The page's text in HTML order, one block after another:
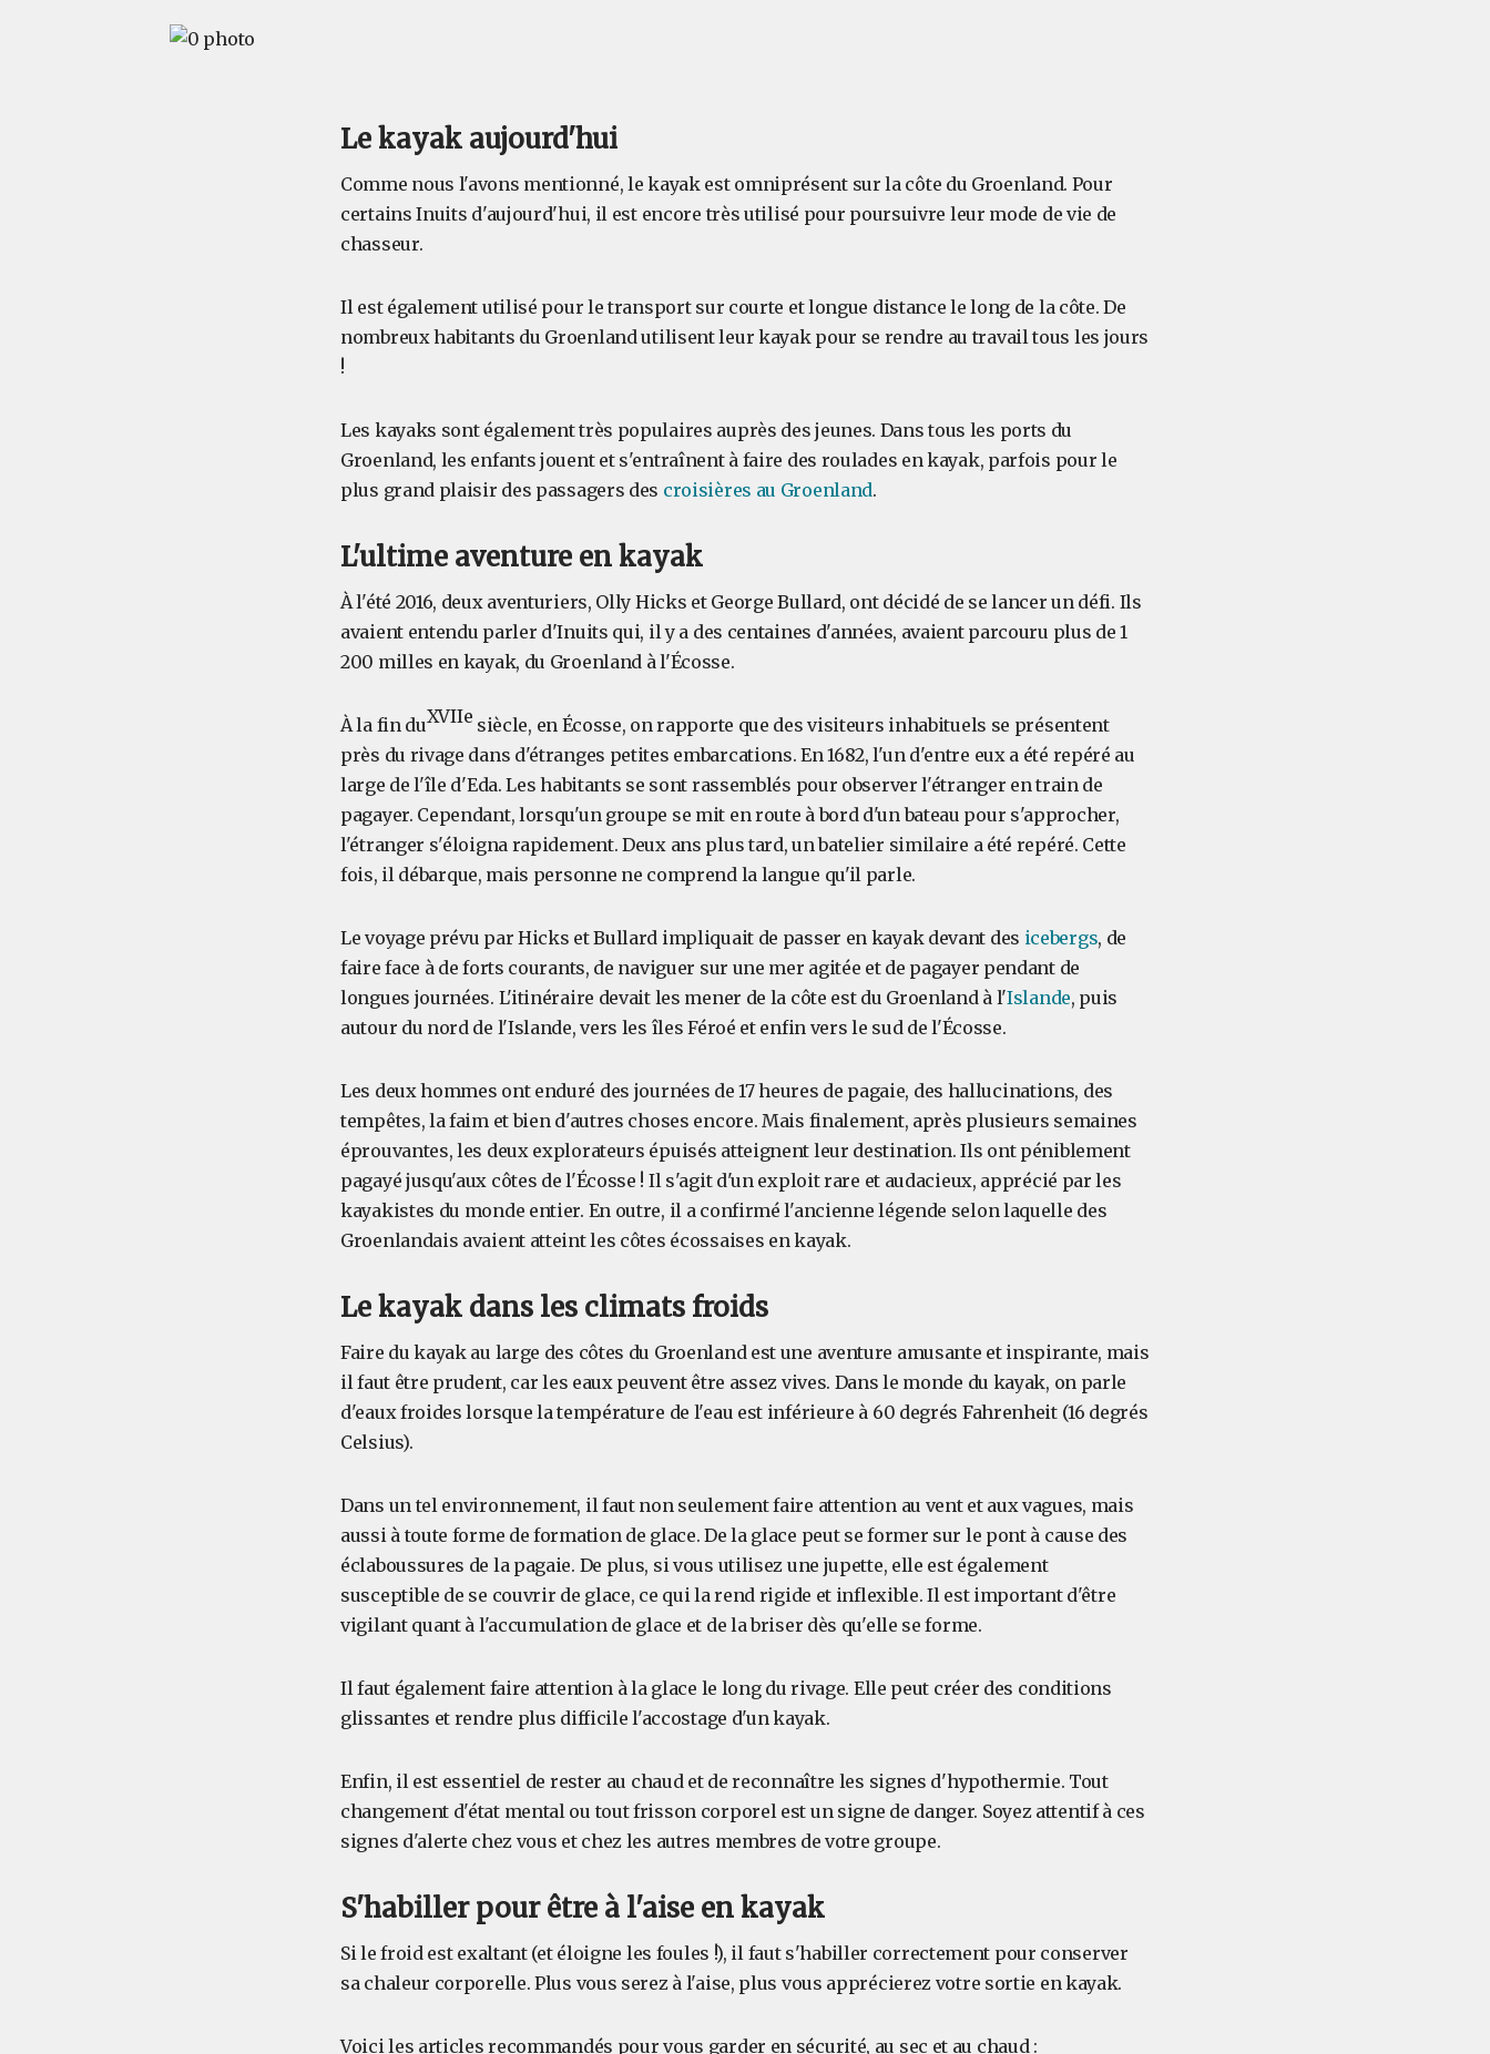
Le kayak aujourd'hui
Comme nous l'avons mentionné, le kayak est omniprésent sur la côte du Groenland. Pour
certains Inuits d'aujourd'hui, il est encore très utilisé pour poursuivre leur mode de vie de
chasseur.
Il est également utilisé pour le transport sur courte et longue distance le long de la côte. De
nombreux habitants du Groenland utilisent leur kayak pour se rendre au travail tous les jours
!
Les kayaks sont également très populaires auprès des jeunes. Dans tous les ports du
Groenland, les enfants jouent et s'entraînent à faire des roulades en kayak, parfois pour le
plus grand plaisir des passagers des croisières au Groenland.
L'ultime aventure en kayak
À l'été 2016, deux aventuriers, Olly Hicks et George Bullard, ont décidé de se lancer un défi. Ils
avaient entendu parler d'Inuits qui, il y a des centaines d'années, avaient parcouru plus de 1
200 milles en kayak, du Groenland à l'Écosse.
À la fin duXVIIe siècle, en Écosse, on rapporte que des visiteurs inhabituels se présentent
près du rivage dans d'étranges petites embarcations. En 1682, l'un d'entre eux a été repéré au
large de l'île d'Eda. Les habitants se sont rassemblés pour observer l'étranger en train de
pagayer. Cependant, lorsqu'un groupe se mit en route à bord d'un bateau pour s'approcher,
l'étranger s'éloigna rapidement. Deux ans plus tard, un batelier similaire a été repéré. Cette
fois, il débarque, mais personne ne comprend la langue qu'il parle.
Le voyage prévu par Hicks et Bullard impliquait de passer en kayak devant des icebergs, de
faire face à de forts courants, de naviguer sur une mer agitée et de pagayer pendant de
longues journées. L'itinéraire devait les mener de la côte est du Groenland à l'Islande, puis
autour du nord de l'Islande, vers les îles Féroé et enfin vers le sud de l'Écosse.
Les deux hommes ont enduré des journées de 17 heures de pagaie, des hallucinations, des
tempêtes, la faim et bien d'autres choses encore. Mais finalement, après plusieurs semaines
éprouvantes, les deux explorateurs épuisés atteignent leur destination. Ils ont péniblement
pagayé jusqu'aux côtes de l'Écosse ! Il s'agit d'un exploit rare et audacieux, apprécié par les
kayakistes du monde entier. En outre, il a confirmé l'ancienne légende selon laquelle des
Groenlandais avaient atteint les côtes écossaises en kayak.
Le kayak dans les climats froids
Faire du kayak au large des côtes du Groenland est une aventure amusante et inspirante, mais
il faut être prudent, car les eaux peuvent être assez vives. Dans le monde du kayak, on parle
d'eaux froides lorsque la température de l'eau est inférieure à 60 degrés Fahrenheit (16 degrés
Celsius).
Dans un tel environnement, il faut non seulement faire attention au vent et aux vagues, mais
aussi à toute forme de formation de glace. De la glace peut se former sur le pont à cause des
éclaboussures de la pagaie. De plus, si vous utilisez une jupette, elle est également
susceptible de se couvrir de glace, ce qui la rend rigide et inflexible. Il est important d'être
vigilant quant à l'accumulation de glace et de la briser dès qu'elle se forme.
Il faut également faire attention à la glace le long du rivage. Elle peut créer des conditions
glissantes et rendre plus difficile l'accostage d'un kayak.
Enfin, il est essentiel de rester au chaud et de reconnaître les signes d'hypothermie. Tout
changement d'état mental ou tout frisson corporel est un signe de danger. Soyez attentif à ces
signes d'alerte chez vous et chez les autres membres de votre groupe.
S'habiller pour être à l'aise en kayak
Si le froid est exaltant (et éloigne les foules !), il faut s'habiller correctement pour conserver
sa chaleur corporelle. Plus vous serez à l'aise, plus vous apprécierez votre sortie en kayak.
Voici les articles recommandés pour vous garder en sécurité, au sec et au chaud :